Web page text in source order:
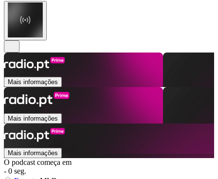
Mais informações
Mais informações
Mais informações
O podcast começa em
- 0 seg.